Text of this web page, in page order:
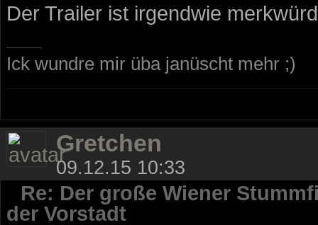
Der Trailer ist irgendwie
Ick wundre mir üba janüscht mehr ;)
Gretchen
09.12.15 10:33
Re: Der große Wiener
der Vorstadt